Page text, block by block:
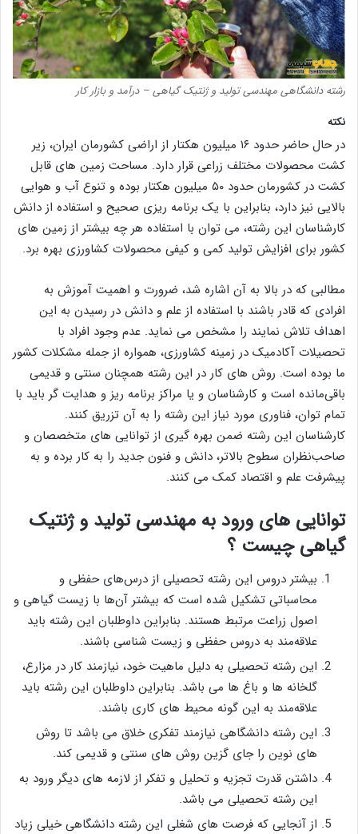
رشته دانشگاهی مهندسی تولید و ژنتیک گیاهی – درآمد و بازار کار
نکته
در حال حاضر حدود ۱۶ میلیون هکتار از اراضی کشورمان ایران، زیر
کشت محصولات مختلف زراعی قرار دارد. مساحت زمین های قابل
کشت در کشورمان حدود ۵۰ میلیون هکتار بوده و تنوع آب و هوایی
بالایی نیز دارد، بنابراین با یک برنامه ریزی صحیح و استفاده از دانش
کارشناسان این رشته، می توان با استفاده هر چه بیشتر از زمین های
کشور برای افزایش تولید کمی و کیفی محصولات کشاورزی بهره برد.
مطالبی که در بالا به آن اشاره شد، ضرورت و اهمیت آموزش به
افرادی که قادر باشند با استفاده از علم و دانش در رسیدن به این
اهداف تلاش نمایند را مشخص می نماید. عدم وجود افراد با
تحصیلات آکادمیک در زمینه کشاورزی، همواره از جمله مشکلات کشور
ما بوده است. روش های کار در این رشته همچنان سنتی و قدیمی
باقی‌مانده است و کارشناسان و یا مراکز برنامه ریز و هدایت گر باید با
تمام توان، فناوری مورد نیاز این رشته را به آن تزریق کنند.
کارشناسان این رشته ضمن بهره گیری از توانایی های متخصصان و
صاحب‌نظران سطوح بالاتر، دانش و فنون جدید را به کار برده و به
پیشرفت علم و اقتصاد کمک می کنند.
توانایی های ورود به مهندسی تولید و ژنتیک
گیاهی چیست ؟
بیشتر دروس این رشته تحصیلی از درس‌های حفظی و
محاسباتی تشکیل شده است که بیشتر آن‌ها با زیست گیاهی و
اصول زراعت مرتبط هستند. بنابراین داوطلبان این رشته باید
علاقه‌مند به دروس حفظی و زیست شناسی باشند.
این رشته تحصیلی به دلیل ماهیت خود، نیازمند کار در مزارع،
گلخانه ‌ها و باغ‌ ها می باشد. بنابراین داوطلبان این رشته باید
علاقه‌مند به این گونه محیط های کاری باشند.
این رشته دانشگاهی نیازمند تفکری خلاق می باشد تا روش
های نوین را جای گزین روش های سنتی و قدیمی کند.
داشتن قدرت تجزیه و تحلیل و تفکر از لازمه های دیگر ورود به
این رشته تحصیلی می باشد.
از آنجایی که فرصت های شغلی این رشته دانشگاهی خیلی زیاد